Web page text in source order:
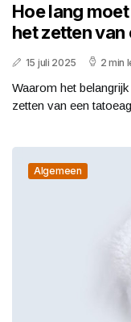
Hoe lang
het zetten van
15 juli 2025 2 min
Waarom het
zetten van een
Algemeen